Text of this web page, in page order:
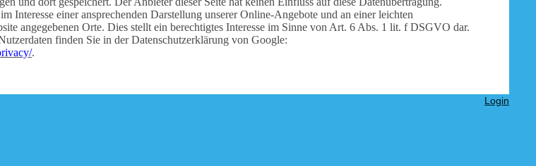
Interesse einer ansprechenden Darstellung unserer Online-Angebote und an einer leichten
angegebenen Orte. Dies stellt ein berechtigtes Interesse im Sinne von Art. 6 Abs. 1 lit. f DSGVO dar.
finden Sie in der Datenschutzerklärung von Google:
.
Login